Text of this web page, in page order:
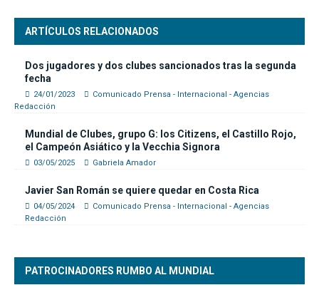
ARTÍCULOS RELACIONADOS
Dos jugadores y dos clubes sancionados tras la segunda
fecha
24/01/2023
Comunicado Prensa - Internacional - Agencias
Redacción
Mundial de Clubes, grupo G: los Citizens, el Castillo Rojo,
el Campeón Asiático y la Vecchia Signora
03/05/2025 Gabriela Amador
Javier San Román se quiere quedar en Costa Rica
04/05/2024
Comunicado Prensa - Internacional - Agencias
Redacción
PATROCINADORES RUMBO AL MUNDIAL